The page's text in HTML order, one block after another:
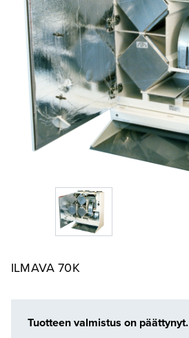
ILMAVA 70K
Tuotteen valmistus on päättynyt.